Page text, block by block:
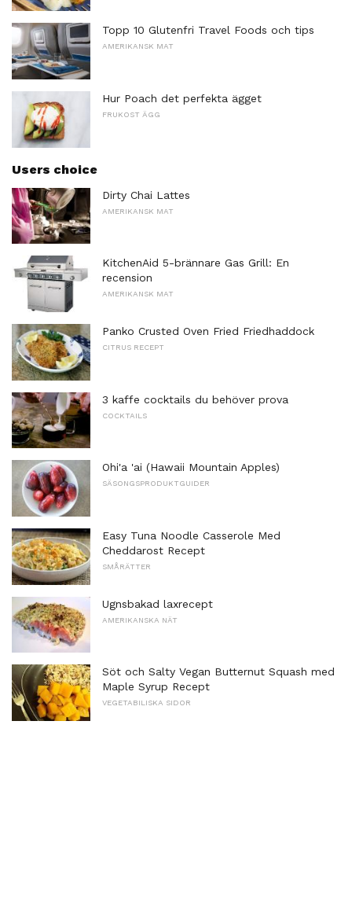
Topp 10 Glutenfri Travel Foods och tips
AMERIKANSK MAT
Hur Poach det perfekta ägget
FRUKOST ÄGG
Users choice
Dirty Chai Lattes
AMERIKANSK MAT
KitchenAid 5-brännare Gas Grill: En
recension
AMERIKANSK MAT
Panko Crusted Oven Fried Friedhaddock
CITRUS RECEPT
3 kaffe cocktails du behöver prova
COCKTAILS
Ohi'a 'ai (Hawaii Mountain Apples)
SÄSONGSPRODUKTGUIDER
Easy Tuna Noodle Casserole Med
Cheddarost Recept
SMÅRÄTTER
Ugnsbakad laxrecept
AMERIKANSKA NÄT
Söt och Salty Vegan Butternut Squash med
Maple Syrup Recept
VEGETABILISKA SIDOR